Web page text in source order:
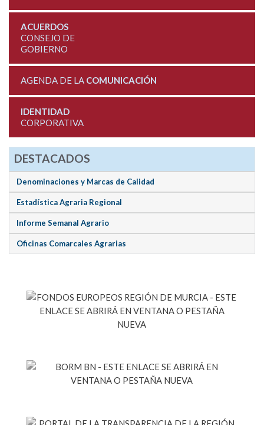
ACUERDOS
CONSEJO DE
GOBIERNO
AGENDA DE LA COMUNICACIÓN
IDENTIDAD
CORPORATIVA
DESTACADOS
Denominaciones y Marcas de Calidad
Estadística Agraria Regional
Informe Semanal Agrario
Oficinas Comarcales Agrarias